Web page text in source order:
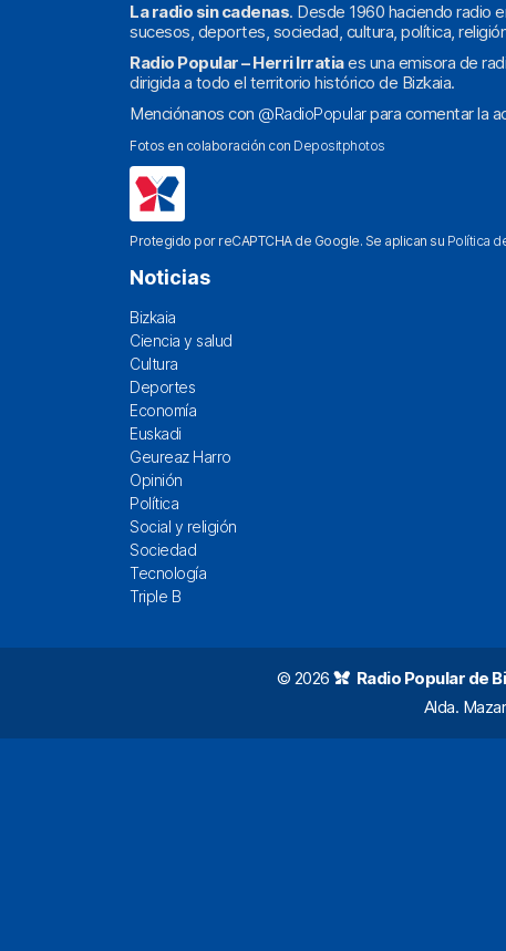
La radio sin cadenas. Desde 1960 haciendo radio
sucesos, deportes, sociedad, cultura, política,
Radio Popular – Herri Irratiaes una emisora de
dirigida a todo el territorio histórico de Bizkaia.
Menciónanos con @RadioPopularpara comentar la
Fotos en colaboración con Depositphotos
Protegido por reCAPTCHA de Google. Se aplican su Política
Noticias
Bizkaia
Ciencia y salud
Cultura
Deportes
Economía
Euskadi
Geureaz Harro
Opinión
Política
Social y religión
Sociedad
Tecnología
Triple B
© 2026 Radio Popular de
Alda.